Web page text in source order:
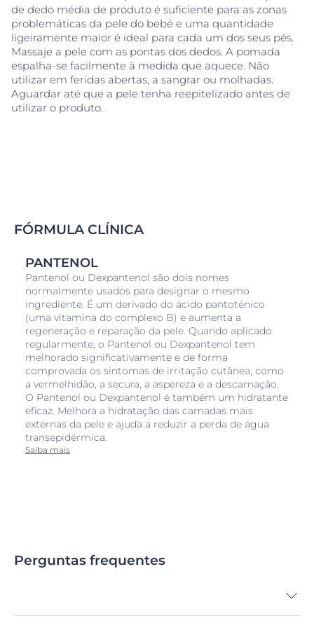
usada em pele reepitelizada (ou seja, depois se ter
formado tecido novo) e nunca em feridas abertas,
húmidas ou com sangramento. Informe-se junto do
seu dermatologista em relação ao tempo que deverá
esperar após um tratamento antes de poder utilizar o
produto.
de dedo média de produto é suficiente para as zonas
problemáticas da pele do bebé e uma quantidade
ligeiramente maior é ideal para cada um dos seus pés.
Massaje a pele com as pontas dos dedos. A pomada
espalha-se facilmente à medida que aquece. Não
utilizar em feridas abertas, a sangrar ou molhadas.
Aguardar até que a pele tenha reepitelizado antes de
utilizar o produto.
FÓRMULA CLÍNICA
PANTENOL
Pantenol ou Dexpantenol são dois nomes
normalmente usados para designar o mesmo
ingrediente. É um derivado do ácido pantoténico
(uma vitamina do complexo B) e aumenta a
regeneração e reparação da pele. Quando aplicado
regularmente, o Pantenol ou Dexpantenol tem
melhorado significativamente e de forma
comprovada os sintomas de irritação cutânea, como
a vermelhidão, a secura, a aspereza e a descamação.
O Pantenol ou Dexpantenol é também um hidratante
eficaz. Melhora a hidratação das camadas mais
externas da pele e ajuda a reduzir a perda de água
transepidérmica.
Saiba mais
Perguntas frequentes